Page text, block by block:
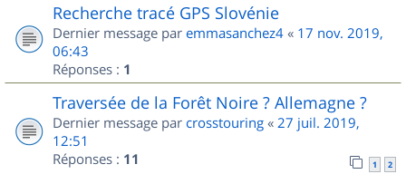
Recherche tracé GPS Slovénie
Dernier message par emmasanchez4 « 17 nov. 2019,
06:43
Réponses : 1
Traversée de la Forêt Noire ? Allemagne ?
Dernier message par crosstouring « 27 juil. 2019,
12:51
Réponses : 11 1 2